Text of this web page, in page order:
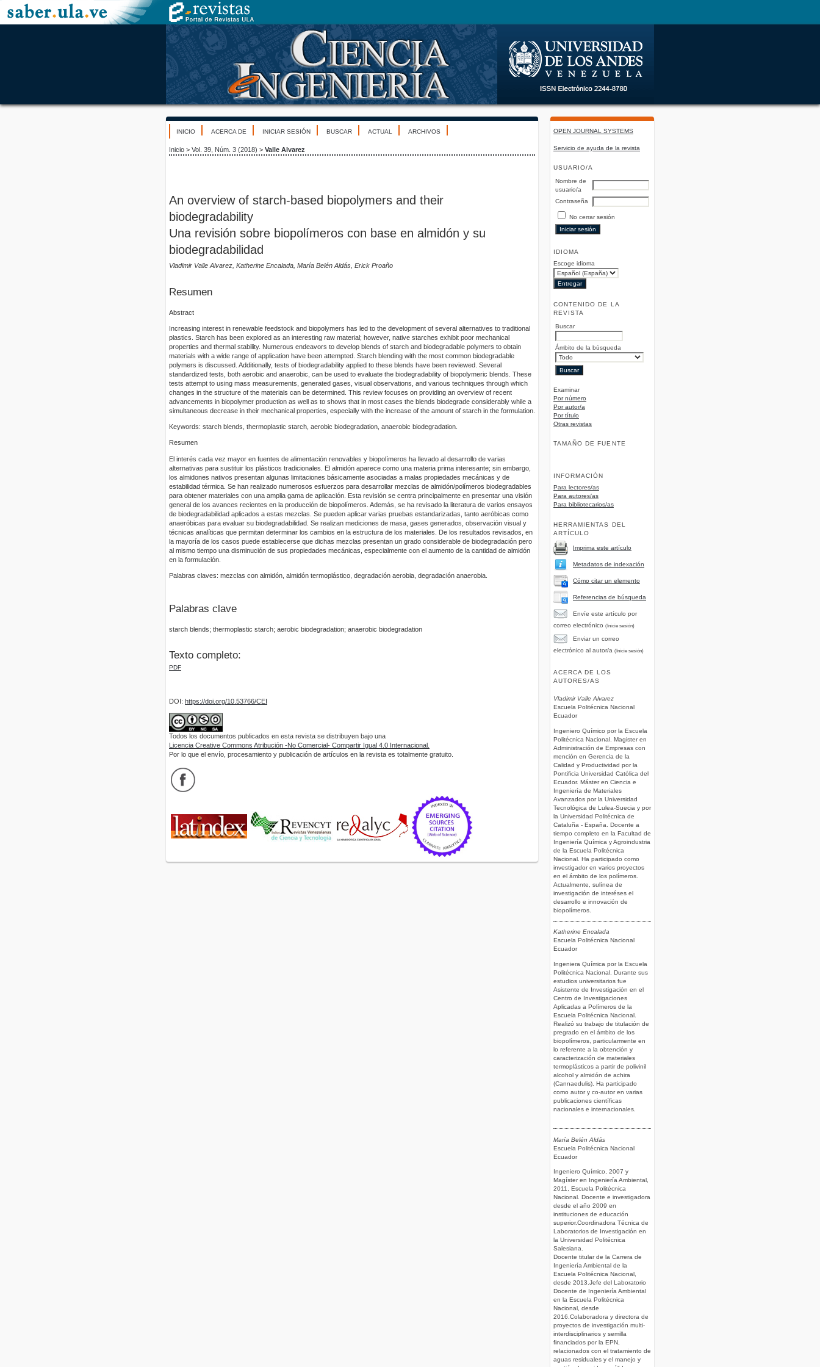
OPEN JOURNAL SYSTEMS
Servicio de ayuda de la revista
USUARIO/A
Nombre de
usuario/a
Contraseña
No cerrar sesión
IDIOMA
Escoge idioma
CONTENIDO DE LA
REVISTA
Buscar
Ámbito de la búsqueda
Examinar
Por número
Por autor/a
Por título
Otras revistas
TAMAÑO DE FUENTE
INFORMACIÓN
Para lectores/as
Para autores/as
Para bibliotecarios/as
HERRAMIENTAS DEL
ARTÍCULO
Imprima este artículo
Metadatos de indexación
Cómo citar un elemento
Referencias de búsqueda
Envíe este artículo por
correo electrónico (Inicie sesión)
Enviar un correo
electrónico al autor/a (Inicie sesión)
ACERCA DE LOS
AUTORES/AS
Vladimir Valle Alvarez
Escuela Politécnica Nacional
Ecuador
Ingeniero Químico por la Escuela
Politécnica Nacional. Magister en
Administración de Empresas con
mención en Gerencia de la
Calidad y Productividad por la
Pontificia Universidad Católica del
Ecuador. Máster en Ciencia e
Ingeniería de Materiales
Avanzados por la Universidad
Tecnológica de Lulea-Suecia y por
la Universidad Politécnica de
Cataluña - España. Docente a
tiempo completo en la Facultad de
Ingeniería Química y Agroindustria
de la Escuela Politécnica
Nacional. Ha participado como
investigador en varios proyectos
en el ámbito de los polímeros.
Actualmente, sulínea de
investigación de interéses el
desarrollo e innovación de
biopolímeros.
Katherine Encalada
Escuela Politécnica Nacional
Ecuador
Ingeniera Química por la Escuela
Politécnica Nacional. Durante sus
estudios universitarios fue
Asistente de Investigación en el
Centro de Investigaciones
Aplicadas a Polímeros de la
Escuela Politécnica Nacional.
Realizó su trabajo de titulación de
pregrado en el ámbito de los
biopolímeros, particularmente en
lo referente a la obtención y
caracterización de materiales
termoplásticos a partir de polivinil
alcohol y almidón de achira
(Cannaedulis). Ha participado
como autor y co-autor en varias
publicaciones científicas
nacionales e internacionales.
María Belén Aldás
Escuela Politécnica Nacional
Ecuador
Ingeniero Químico, 2007 y
Magíster en Ingeniería Ambiental,
2011, Escuela Politécnica
Nacional. Docente e investigadora
desde el año 2009 en
instituciones de educación
superior.Coordinadora Técnica de
Laboratorios de Investigación en
la Universidad Politécnica
Salesiana.
Docente titular de la Carrera de
Ingeniería Ambiental de la
Escuela Politécnica Nacional,
desde 2013.Jefe del Laboratorio
Docente de Ingeniería Ambiental
en la Escuela Politécnica
Nacional, desde
2016.Colaboradora y directora de
proyectos de investigación multi-
interdisciplinarios y semilla
financiados por la EPN,
relacionados con el tratamiento de
aguas residuales y el manejo y
INICIO ACERCA DE INICIAR SESIÓN BUSCAR ACTUAL ARCHIVOS
Inicio > Vol. 39, Núm. 3 (2018) > Valle Alvarez
An overview of starch-based biopolymers and their
biodegradability
Una revisión sobre biopolímeros con base en almidón y su
biodegradabilidad
Vladimir Valle Alvarez, Katherine Encalada, María Belén Aldás, Erick Proaño
Resumen
Abstract
Increasing interest in renewable feedstock and biopolymers has led to the development of several alternatives to traditional
plastics. Starch has been explored as an interesting raw material; however, native starches exhibit poor mechanical
properties and thermal stability. Numerous endeavors to develop blends of starch and biodegradable polymers to obtain
materials with a wide range of application have been attempted. Starch blending with the most common biodegradable
polymers is discussed. Additionally, tests of biodegradability applied to these blends have been reviewed. Several
standardized tests, both aerobic and anaerobic, can be used to evaluate the biodegradability of biopolymeric blends. These
tests attempt to using mass measurements, generated gases, visual observations, and various techniques through which
changes in the structure of the materials can be determined. This review focuses on providing an overview of recent
advancements in biopolymer production as well as to shows that in most cases the blends biodegrade considerably while a
simultaneous decrease in their mechanical properties, especially with the increase of the amount of starch in the formulation.
Keywords: starch blends, thermoplastic starch, aerobic biodegradation, anaerobic biodegradation.
Resumen
El interés cada vez mayor en fuentes de alimentación renovables y biopolímeros ha llevado al desarrollo de varias
alternativas para sustituir los plásticos tradicionales. El almidón aparece como una materia prima interesante; sin embargo,
los almidones nativos presentan algunas limitaciones básicamente asociadas a malas propiedades mecánicas y de
estabilidad térmica. Se han realizado numerosos esfuerzos para desarrollar mezclas de almidón/polímeros biodegradables
para obtener materiales con una amplia gama de aplicación. Esta revisión se centra principalmente en presentar una visión
general de los avances recientes en la producción de biopolímeros. Además, se ha revisado la literatura de varios ensayos
de biodegradabilidad aplicados a estas mezclas. Se pueden aplicar varias pruebas estandarizadas, tanto aeróbicas como
anaeróbicas para evaluar su biodegradabilidad. Se realizan mediciones de masa, gases generados, observación visual y
técnicas analíticas que permitan determinar los cambios en la estructura de los materiales. De los resultados revisados, en
la mayoría de los casos puede establecerse que dichas mezclas presentan un grado considerable de biodegradación pero
al mismo tiempo una disminución de sus propiedades mecánicas, especialmente con el aumento de la cantidad de almidón
en la formulación.
Palabras claves: mezclas con almidón, almidón termoplástico, degradación aerobia, degradación anaerobia.
Palabras clave
starch blends; thermoplastic starch; aerobic biodegradation; anaerobic biodegradation
Texto completo:
PDF
DOI: https://doi.org/10.53766/CEI
Todos los documentos publicados en esta revista se distribuyen bajo una
Licencia Creative Commons Atribución -No Comercial- Compartir Igual 4.0 Internacional.
Por lo que el envío, procesamiento y publicación de artículos en la revista es totalmente gratuito.